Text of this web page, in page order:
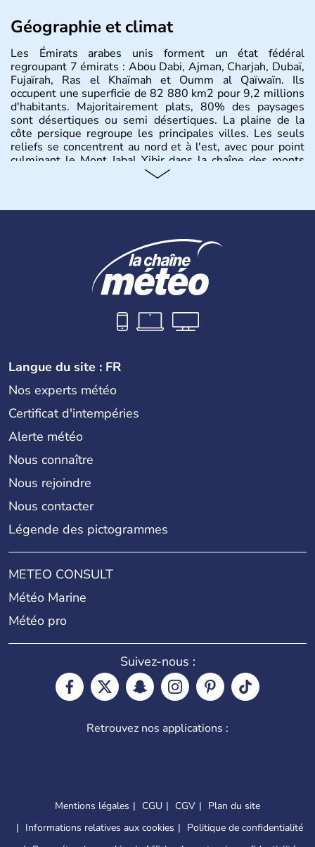
Géographie et climat
Les Émirats arabes unis forment un état fédéral
regroupant 7 émirats : Abou Dabi, Ajman, Charjah, Dubaï,
Fujaïrah, Ras el Khaïmah et Oumm al Qaïwaïn. Ils
occupent une superficie de 82 880 km2 pour 9,2 millions
d'habitants. Majoritairement plats, 80% des paysages
sont désertiques ou semi désertiques. La plaine de la
côte persique regroupe les principales villes. Les seuls
reliefs se concentrent au nord et à l'est, avec pour point
culminant le Mont Jabal Yibir dans la chaîne des monts
Langue du site : FR
Nos experts météo
Certificat d'intempéries
Alerte météo
Nous connaître
Nous rejoindre
Nous contacter
Légende des pictogrammes
METEO CONSULT
Météo Marine
Météo pro
Suivez-nous :
Retrouvez nos applications :
Mentions légales CGU CGV
Plan du site
Informations relatives aux cookies
Politique de confidentialité